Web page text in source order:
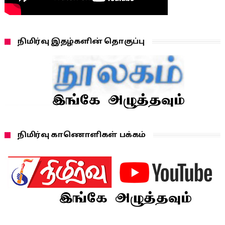
நிமிர்வு இதழ்களின் தொகுப்பு
நிமிர்வு காணொளிகள் பக்கம்